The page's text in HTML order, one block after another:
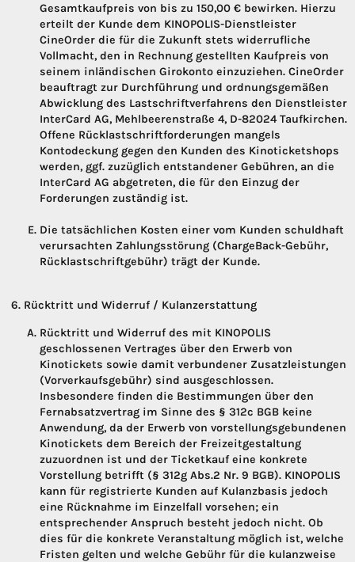
Gesamtkaufpreis von bis zu 150,00 € bewirken. Hierzu
erteilt der Kunde dem KINOPOLIS-Dienstleister
CineOrder die für die Zukunft stets widerrufliche
Vollmacht, den in Rechnung gestellten Kaufpreis von
seinem inländischen Girokonto einzuziehen. CineOrder
beauftragt zur Durchführung und ordnungsgemäßen
Abwicklung des Lastschriftverfahrens den Dienstleister
InterCard AG, Mehlbeerenstraße 4, D-82024 Taufkirchen.
Offene Rücklastschriftforderungen mangels
Kontodeckung gegen den Kunden des Kinoticketshops
werden, ggf. zuzüglich entstandener Gebühren, an die
InterCard AG abgetreten, die für den Einzug der
Forderungen zuständig ist.
Die tatsächlichen Kosten einer vom Kunden schuldhaft
verursachten Zahlungsstörung (ChargeBack-Gebühr,
Rücklastschriftgebühr) trägt der Kunde.
Rücktritt und Widerruf / Kulanzerstattung
Rücktritt und Widerruf des mit KINOPOLIS
geschlossenen Vertrages über den Erwerb von
Kinotickets sowie damit verbundener Zusatzleistungen
(Vorverkaufsgebühr) sind ausgeschlossen.
Insbesondere finden die Bestimmungen über den
Fernabsatzvertrag im Sinne des § 312c BGB keine
Anwendung, da der Erwerb von vorstellungsgebundenen
Kinotickets dem Bereich der Freizeitgestaltung
zuzuordnen ist und der Ticketkauf eine konkrete
Vorstellung betrifft (§ 312g Abs.2 Nr. 9 BGB). KINOPOLIS
kann für registrierte Kunden auf Kulanzbasis jedoch
eine Rücknahme im Einzelfall vorsehen; ein
entsprechender Anspruch besteht jedoch nicht. Ob
dies für die konkrete Veranstaltung möglich ist, welche
Fristen gelten und welche Gebühr für die kulanzweise